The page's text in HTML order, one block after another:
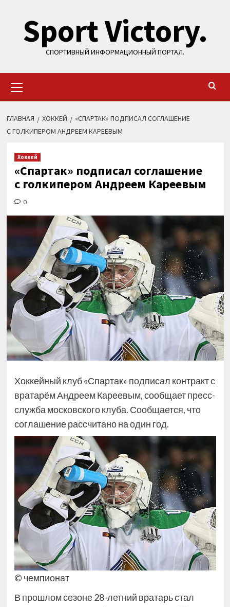
содержимому
Sport Victory.
СПОРТИВНЫЙ ИНФОРМАЦИОННЫЙ ПОРТАЛ.
меню
ГЛАВНАЯ ХОККЕЙ
«СПАРТАК» ПОДПИСАЛ СОГЛАШЕНИЕ
С ГОЛКИПЕРОМ АНДРЕЕМ КАРЕЕВЫМ
Хоккей
«Спартак» подписал соглашение
с голкипером Андреем Кареевым
0
Хоккейный клуб «Спартак» подписал контракт с
вратарём Андреем Кареевым, сообщает пресс-
служба московского клуба. Сообщается, что
соглашение рассчитано на один год.
© чемпионат
В прошлом сезоне 28-летний вратарь стал